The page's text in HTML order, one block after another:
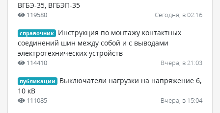
ВГБЭ-35, ВГБЭП-35
119580 Сегодня, в 02:16
справочник
Инструкция по монтажу контактных
соединений шин между собой и с выводами
электротехнических устройств
114410 Вчера, в 21:03
публикации
Выключатели нагрузки на напряжение 6,
10 кВ
111085 Вчера, в 15:04